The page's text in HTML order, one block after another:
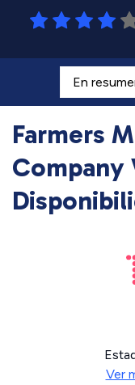
Farmers
Company
Ver